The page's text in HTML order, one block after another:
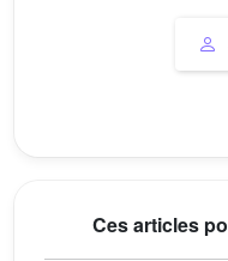
Ces articles